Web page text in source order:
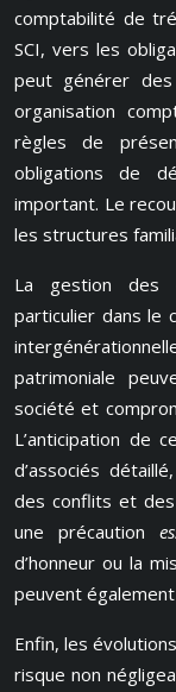
comptabilité de
SCI, vers les
peut générer des
organisation
règles de
obligations de
important. Le
les structures
La gestion des
particulier dans le
patrimoniale
société et
L’anticipation de
d’associés
des conflits et
une précaution
d’honneur ou la
peuvent
Enfin, les
risque non